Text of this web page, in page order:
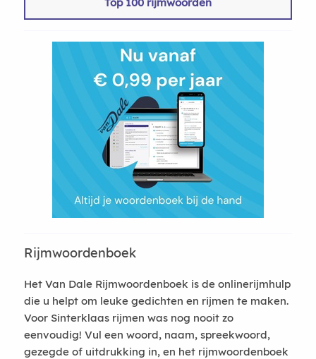
Rijmwoordenboek
Het Van Dale Rijmwoordenboek is de onlinerijmhulp
die u helpt om leuke gedichten en rijmen te maken.
Voor Sinterklaas rijmen was nog nooit zo
eenvoudig! Vul een woord, naam, spreekwoord,
gezegde of uitdrukking in, en het rijmwoordenboek